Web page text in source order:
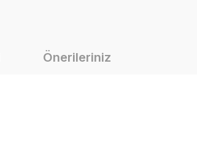
Önerileriniz